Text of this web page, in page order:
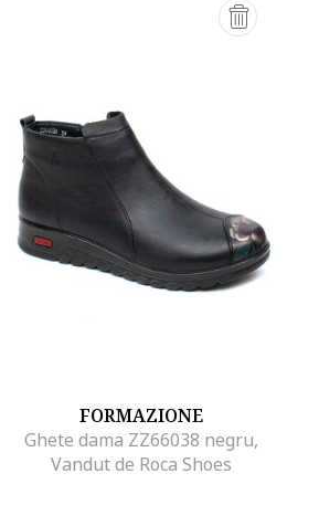
FORMAZIONE
Ghete dama ZZ66038 negru,
Vandut de Roca Shoes